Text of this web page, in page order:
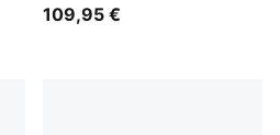
109,95 €